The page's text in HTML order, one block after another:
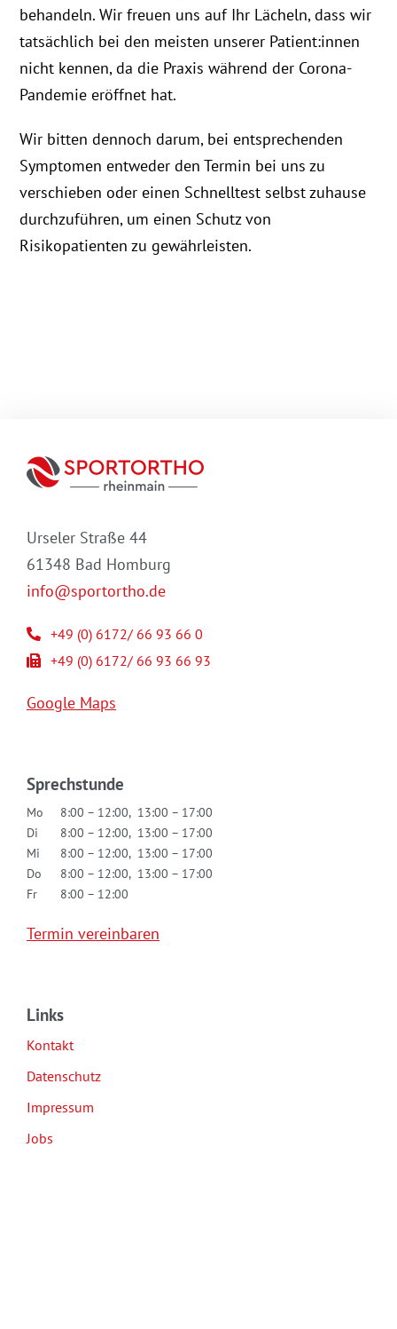
behandeln. Wir freuen uns auf Ihr Lächeln, dass wir
tatsächlich bei den meisten unserer Patient:innen
nicht kennen, da die Praxis während der Corona-
Pandemie eröffnet hat.
Wir bitten dennoch darum, bei entsprechenden
Symptomen entweder den Termin bei uns zu
verschieben oder einen Schnelltest selbst zuhause
durchzuführen, um einen Schutz von
Risikopatienten zu gewährleisten.
Urseler Straße 44
61348 Bad Homburg
info@sportortho.de
+49 (0) 6172/ 66 93 66 0
+49 (0) 6172/ 66 93 66 93
Google Maps
Sprechstunde
Mo
8:00 – 12:00, 13:00 – 17:00
Di
8:00 – 12:00, 13:00 – 17:00
Mi
8:00 – 12:00, 13:00 – 17:00
Do
8:00 – 12:00, 13:00 – 17:00
Fr
8:00 – 12:00
Termin vereinbaren
Links
Kontakt
Datenschutz
Impressum
Jobs